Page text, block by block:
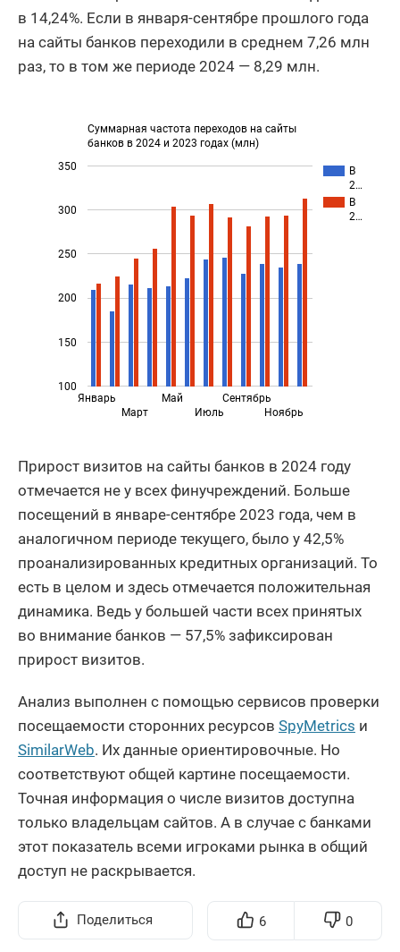
в 14,24%. Если в января-сентябре прошлого года
на сайты банков переходили в среднем 7,26 млн
раз, то в том же периоде 2024 — 8,29 млн.
Суммарная частота переходов на сайты
банков в 2024 и 2023 годах (млн)
В
2…
В
2…
Январь
Март
Май
Июль
Сентябрь
Ноябрь
100
150
200
250
300
350
Прирост визитов на сайты банков в 2024 году
отмечается не у всех финучреждений. Больше
посещений в январе-сентябре 2023 года, чем в
аналогичном периоде текущего, было у 42,5%
проанализированных кредитных организаций. То
есть в целом и здесь отмечается положительная
динамика. Ведь у большей части всех принятых
во внимание банков — 57,5% зафиксирован
прирост визитов.
Анализ выполнен с помощью сервисов проверки
посещаемости сторонних ресурсов SpyMetrics и
SimilarWeb. Их данные ориентировочные. Но
соответствуют общей картине посещаемости.
Точная информация о числе визитов доступна
только владельцам сайтов. А в случае с банками
этот показатель всеми игроками рынка в общий
доступ не раскрывается.
Поделиться 6 0